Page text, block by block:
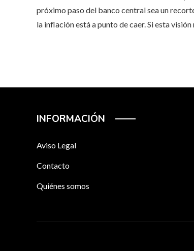
próximo paso del banco central sea un
la inflación está a punto de caer. Si esta
INFORMACIÓN
Aviso Legal
Contacto
Quiénes somos